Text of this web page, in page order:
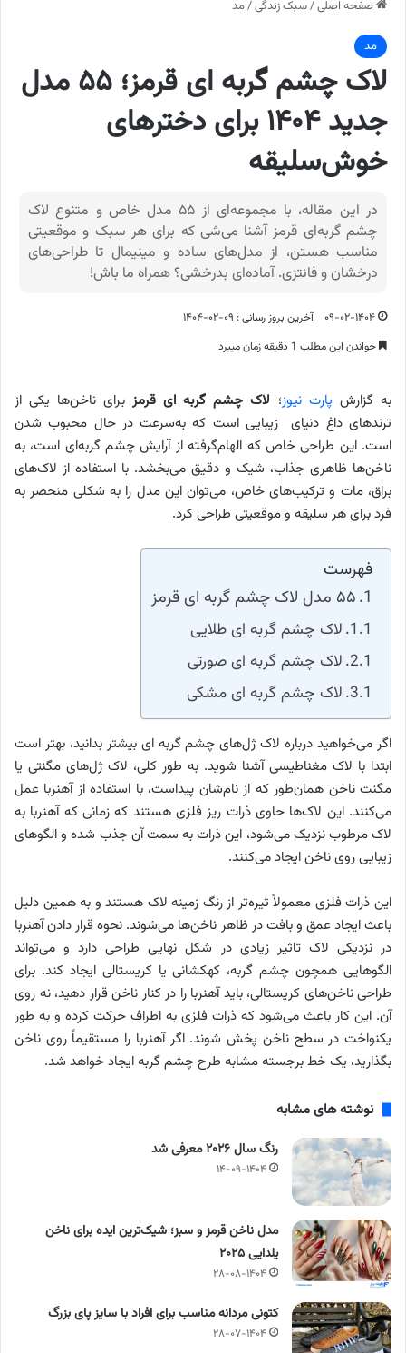
صفحه اصلی/سبک زندگی/مد
مد
لاک چشم گربه ای قرمز؛ ۵۵ مدل
جدید ۱۴۰۴ برای دخترهای
خوش‌سلیقه
در این مقاله، با مجموعه‌ای از ۵۵ مدل خاص و متنوع لاک
چشم گربه‌ای قرمز آشنا می‌شی که برای هر سبک و موقعیتی
مناسب هستن، از مدل‌های ساده و مینیمال تا طراحی‌های
درخشان و فانتزی. آماده‌ای بدرخشی؟ همراه ما باش!
۰۹-۰۲-۱۴۰۴
آخرین بروز رسانی : ۰۹-۰۲-۱۴۰۴
خواندن این مطلب 1 دقیقه زمان میبرد
به گزارش پارت نیوز؛ لاک چشم گربه ای قرمز برای ناخن‌ها یکی از
ترندهای داغ دنیای زیبایی است که به‌سرعت در حال محبوب شدن
است. این طراحی خاص که الهام‌گرفته از آرایش چشم گربه‌ای است، به
ناخن‌ها ظاهری جذاب، شیک و دقیق می‌بخشد. با استفاده از لاک‌های
براق، مات و ترکیب‌های خاص، می‌توان این مدل را به شکلی منحصر به
فرد برای هر سلیقه و موقعیتی طراحی کرد.
فهرست
۵۵ مدل لاک چشم گربه ای قرمز
لاک چشم گربه ای طلایی
لاک چشم گربه ای صورتی
لاک چشم گربه ای مشکی
اگر می‌خواهید درباره لاک ژل‌های چشم گربه ای بیشتر بدانید، بهتر است
ابتدا با لاک مغناطیسی آشنا شوید. به طور کلی، لاک ژل‌های مگنتی یا
مگنت ناخن همان‌طور که از نام‌شان پیداست، با استفاده از آهنربا عمل
می‌کنند. این لاک‌ها حاوی ذرات ریز فلزی هستند که زمانی که آهنربا به
لاک مرطوب نزدیک می‌شود، این ذرات به سمت آن جذب شده و الگوهای
زیبایی روی ناخن ایجاد می‌کنند.
این ذرات فلزی معمولاً تیره‌تر از رنگ زمینه لاک هستند و به همین دلیل
باعث ایجاد عمق و بافت در ظاهر ناخن‌ها می‌شوند. نحوه قرار دادن آهنربا
در نزدیکی لاک تاثیر زیادی در شکل نهایی طراحی دارد و می‌تواند
الگوهایی همچون چشم گربه، کهکشانی یا کریستالی ایجاد کند. برای
طراحی ناخن‌های کریستالی، باید آهنربا را در کنار ناخن قرار دهید، نه روی
آن. این کار باعث می‌شود که ذرات فلزی به اطراف حرکت کرده و به طور
یکنواخت در سطح ناخن پخش شوند. اگر آهنربا را مستقیماً روی ناخن
بگذارید، یک خط برجسته مشابه طرح چشم گربه ایجاد خواهد شد.
نوشته های مشابه
رنگ سال ۲۰۲۶ معرفی شد
۱۴-۰۹-۱۴۰۴
مدل ناخن قرمز و سبز؛ شیک‌ترین ایده‌ برای ناخن
یلدایی ۲۰۲۵
۲۸-۰۸-۱۴۰۴
کتونی مردانه مناسب برای افراد با سایز پای بزرگ
۲۸-۰۷-۱۴۰۴